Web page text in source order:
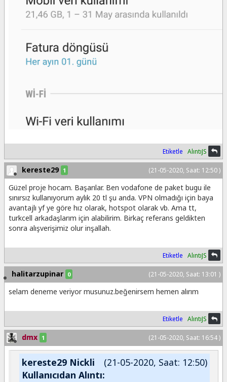
Etiketle AlıntıJS
(21-05-2020, Saat: 12:50 )
kereste29 1
Güzel proje hocam. Başarılar. Ben vodafone de paket bugu ile
sınırsız kullanıyorum aylık 20 tl şu anda. VPN olmadığı için baya
avantajlı yf ye göre hız olarak, hotspot olarak vb. Ama tt,
turkcell arkadaşlarım için alabilirim. Birkaç referans geldikten
sonra alışverişimiz olur inşallah.
Etiketle AlıntıJS
(21-05-2020, Saat: 13:01 )
halitarzupinar 0
selam deneme veriyor musunuz.beğenirsem hemen alırım
Etiketle AlıntıJS
(21-05-2020, Saat: 16:54 )
dmx 1
(21-05-2020, Saat: 12:50)
kereste29 Nickli
Kullanıcıdan Alıntı: